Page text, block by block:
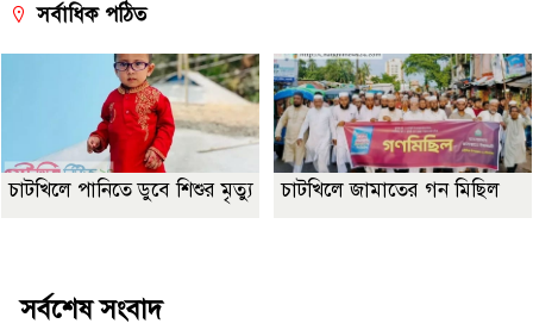
সর্বাধিক পঠিত
চাটখিলে পানিতে ডুবে শিশুর মৃত্যু চাটখিলে জামাতের গন মিছিল
সর্বশেষ সংবাদ